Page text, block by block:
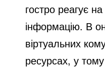
гостро реагує
інформацію. В
віртуальних
ресурсах, у